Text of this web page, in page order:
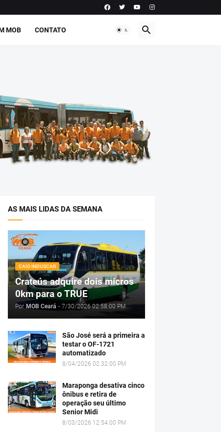
MOB CONTATO
AS MAIS LIDAS DA SEMANA
CAIO INDUSCAR
Crateús adquire dois micros
0km para o TRUE
Por MOB Ceará - 7/30/2026 02:58:00 PM
São José será a primeira a
testar o OF-1721
automatizado
8/04/2026 02:32:00 PM
Maraponga desativa cinco
ônibus e retira de
operação seu último
Senior Midi
8/03/2026 12:54:00 PM